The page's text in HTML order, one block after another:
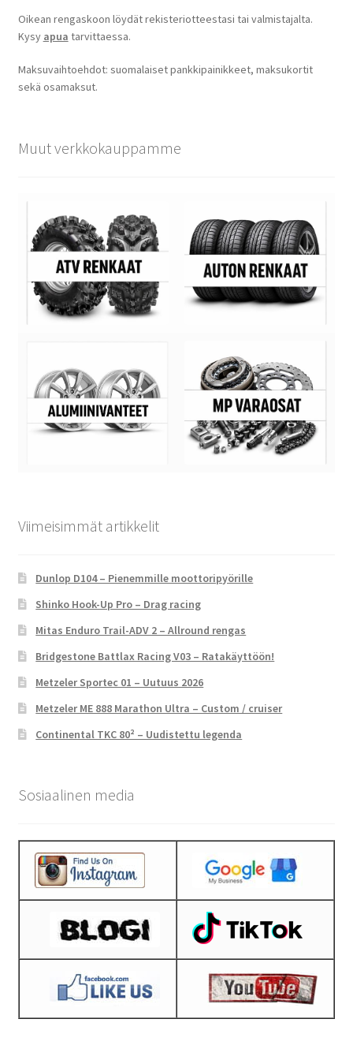
Oikean rengaskoon löydät rekisteriotteestasi tai valmistajalta.
Kysy apua tarvittaessa.
Maksuvaihtoehdot: suomalaiset pankkipainikkeet, maksukortit
sekä osamaksut.
Muut verkkokauppamme
Viimeisimmät artikkelit
Dunlop D104 – Pienemmille moottoripyörille
Shinko Hook-Up Pro – Drag racing
Mitas Enduro Trail-ADV 2 – Allround rengas
Bridgestone Battlax Racing V03 – Ratakäyttöön!
Metzeler Sportec 01 – Uutuus 2026
Metzeler ME 888 Marathon Ultra – Custom / cruiser
Continental TKC 80² – Uudistettu legenda
Sosiaalinen media